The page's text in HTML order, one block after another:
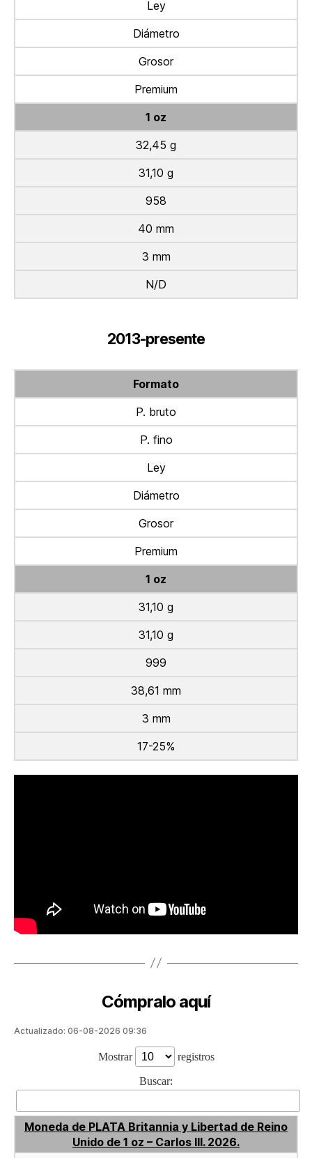
Ley
Diámetro
Grosor
Premium
1 oz
32,45 g
31,10 g
958
40 mm
3 mm
N/D
2013-presente
Formato
P. bruto
P. fino
Ley
Diámetro
Grosor
Premium
1 oz
31,10 g
31,10 g
999
38,61 mm
3 mm
17-25%
Cómpralo aquí
Actualizado: 06-08-2026 09:36
Mostrar
registros
Buscar:
Moneda de PLATA Britannia y Libertad de Reino
Unido de 1 oz – Carlos III. 2026.